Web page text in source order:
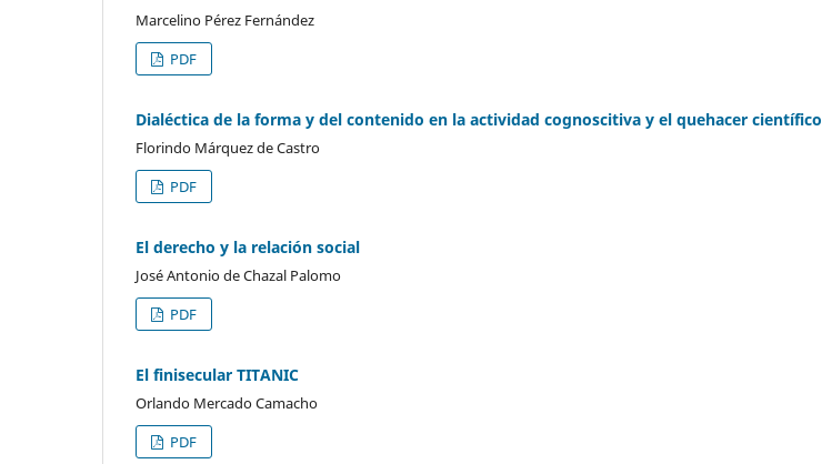
Marcelino Pérez Fernández
PDF
Dialéctica de la forma y del contenido en la actividad cognoscitiva y el quehacer científico
Florindo Márquez de Castro
PDF
El derecho y la relación social
José Antonio de Chazal Palomo
PDF
El finisecular TITANIC
Orlando Mercado Camacho
PDF